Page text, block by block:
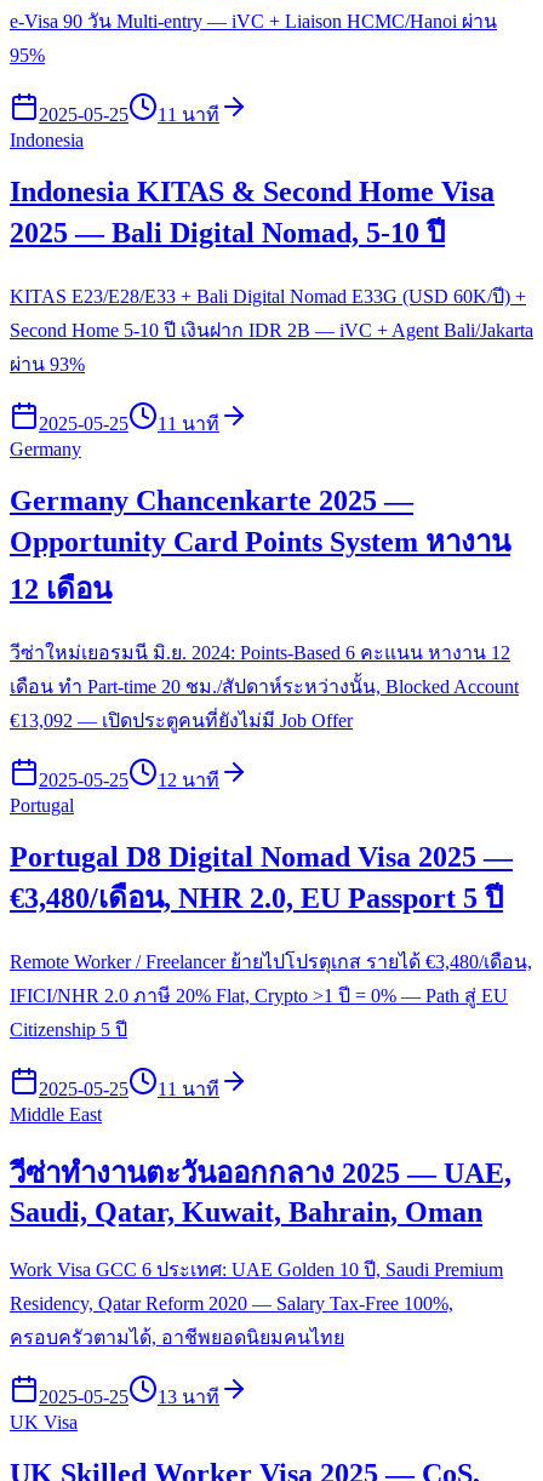
e-Visa 90 วัน Multi-entry — iVC + Liaison HCMC/Hanoi ผ่าน
95%
2025-05-25
11 นาที
Indonesia
Indonesia KITAS & Second Home Visa
2025 — Bali Digital Nomad, 5-10 ปี
KITAS E23/E28/E33 + Bali Digital Nomad E33G (USD 60K/ปี) +
Second Home 5-10 ปี เงินฝาก IDR 2B — iVC + Agent Bali/Jakarta
ผ่าน 93%
2025-05-25
11 นาที
Germany
Germany Chancenkarte 2025 —
Opportunity Card Points System หางาน
12 เดือน
วีซ่าใหม่เยอรมนี มิ.ย. 2024: Points-Based 6 คะแนน หางาน 12
เดือน ทำ Part-time 20 ชม./สัปดาห์ระหว่างนั้น, Blocked Account
€13,092 — เปิดประตูคนที่ยังไม่มี Job Offer
2025-05-25
12 นาที
Portugal
Portugal D8 Digital Nomad Visa 2025 —
€3,480/เดือน, NHR 2.0, EU Passport 5 ปี
Remote Worker / Freelancer ย้ายไปโปรตุเกส รายได้ €3,480/เดือน,
IFICI/NHR 2.0 ภาษี 20% Flat, Crypto >1 ปี = 0% — Path สู่ EU
Citizenship 5 ปี
2025-05-25
11 นาที
Middle East
วีซ่าทำงานตะวันออกกลาง 2025 — UAE,
Saudi, Qatar, Kuwait, Bahrain, Oman
Work Visa GCC 6 ประเทศ: UAE Golden 10 ปี, Saudi Premium
Residency, Qatar Reform 2020 — Salary Tax-Free 100%,
ครอบครัวตามได้, อาชีพยอดนิยมคนไทย
2025-05-25
13 นาที
UK Visa
UK Skilled Worker Visa 2025 — CoS,